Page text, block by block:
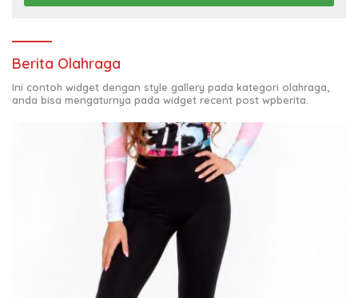
Berita Olahraga
Ini contoh widget dengan style gallery pada kategori olahraga,
anda bisa mengaturnya pada widget recent post wpberita.